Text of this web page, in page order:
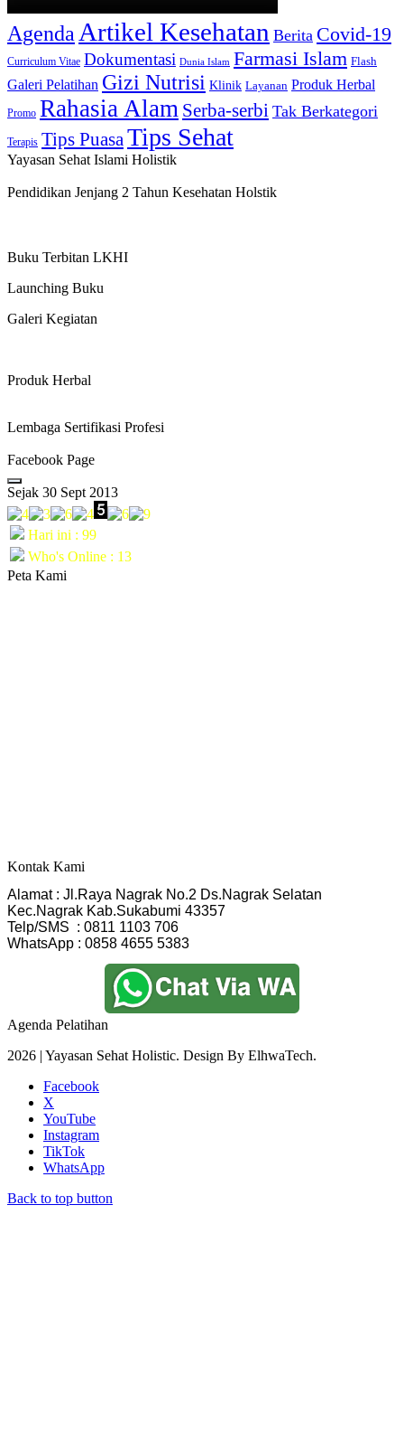
Agenda Artikel Kesehatan Berita Covid-19
Curriculum Vitae Dokumentasi Dunia Islam Farmasi Islam Flash
Galeri Pelatihan Gizi Nutrisi Klinik Layanan Produk Herbal
Promo Rahasia Alam Serba-serbi Tak Berkategori
Terapis Tips PuasaTips Sehat
Yayasan Sehat Islami Holistik
Pendidikan Jenjang 2 Tahun Kesehatan Holstik
Buku Terbitan LKHI
Launching Buku
Galeri Kegiatan
Produk Herbal
Lembaga Sertifikasi Profesi
Facebook Page
Sejak 30 Sept 2013
Hari ini : 99
Who's Online : 13
Peta Kami
Kontak Kami
Alamat : Jl.Raya Nagrak No.2 Ds.Nagrak Selatan
Kec.Nagrak Kab.Sukabumi 43357
Telp/SMS  : 0811 1103 706
WhatsApp : 0858 4655 5383
Agenda Pelatihan
2026 | Yayasan Sehat Holistic. Design By ElhwaTech.
Facebook
X
YouTube
Instagram
TikTok
WhatsApp
Back to top button